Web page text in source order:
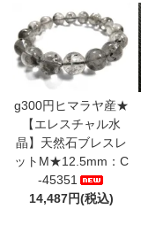
g300円ヒマラヤ産★
【エレスチャル水
晶】天然石ブレスレ
ットM★12.5mm：C
-45351
14,487円(税込)